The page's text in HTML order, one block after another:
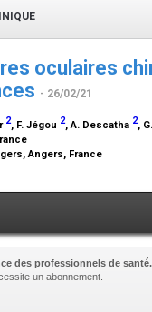
oculaires
- 26/02/21
2, F. Jégou 2, A. Descatha 2,
Angers, France
des professionnels de santé.
un abonnement.